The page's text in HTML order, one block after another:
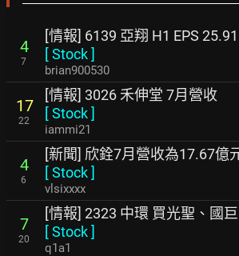
4
7
[情報] 6139 亞翔 H1 EPS
[Stock]
brian900530
17
22
[情報] 3026 禾伸堂 7月營收
[Stock]
iammi21
4
6
[新聞] 欣銓7月營收為17.67億
[Stock]
vlsixxxx
7
20
[情報] 2323 中環 買光聖、國巨
[Stock]
q1a1